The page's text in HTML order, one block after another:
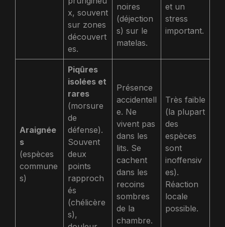
x, souvent
sur zones
découvert
es.
noires
(déjection
s) sur le
matelas.
et un
stress
important.
Araignée
s
(espèces
commune
s)
Piqûres
isolées et
rares
(morsure
de
défense).
Souvent
deux
points
rapproch
és
(chélicère
s),
Présence
accidentell
e. Ne
vivent pas
dans les
lits. Se
cachent
dans les
recoins
sombres
de la
chambre.
Très faible
(la plupart
des
espèces
sont
inoffensiv
es).
Réaction
locale
possible.